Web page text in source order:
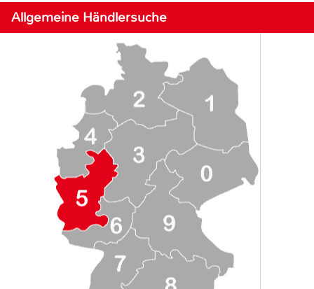
Allgemeine Händlersuche